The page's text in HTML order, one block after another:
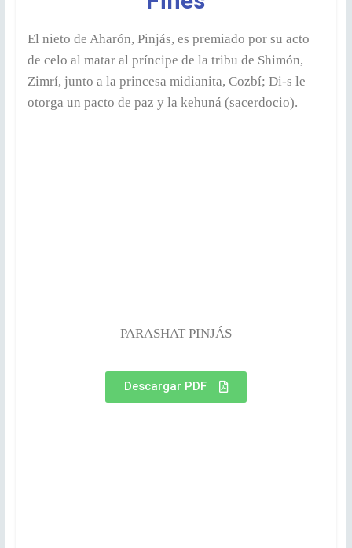
El nieto de Aharón, Pinjás, es premiado por su acto
de celo al matar al príncipe de la tribu de Shimón,
Zimrí, junto a la princesa midianita, Cozbí; Di-s le
otorga un pacto de paz y la kehuná (sacerdocio).
PARASHAT PINJÁS
Descargar PDF